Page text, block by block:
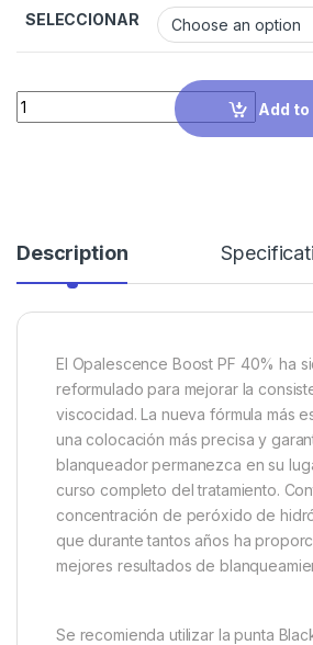
SELECCIONAR
Quantity
Add
Description
El Opalescence Boost PF 40% ha
reformulado para mejorar la
viscocidad. La nueva fórmula más
una colocación más precisa y
blanqueador permanezca en su
curso completo del tratamiento.
concentración de peróxido de
que durante tantos años ha
mejores resultados de
Se recomienda utilizar la punta